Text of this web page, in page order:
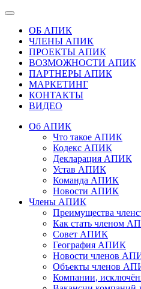
ОБ АПИК
ЧЛЕНЫ АПИК
ПРОЕКТЫ АПИК
ВОЗМОЖНОСТИ АПИК
ПАРТНЕРЫ АПИК
МАРКЕТИНГ
КОНТАКТЫ
ВИДЕО
Об АПИК
Что такое АПИК
Кодекс АПИК
Декларация АПИК
Устав АПИК
Команда АПИК
Новости АПИК
Члены АПИК
Преимущества
Как стать членом
Совет АПИК
География АПИК
Новости членов
Объекты членов
Компании,